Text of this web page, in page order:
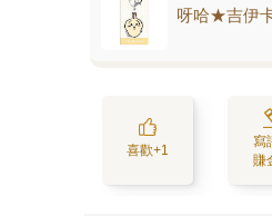
呀哈★吉伊
喜歡+1
寫
賺